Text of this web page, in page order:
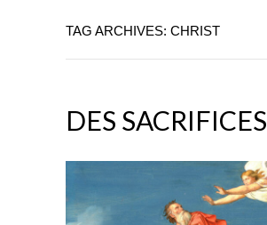
TAG ARCHIVES: CHRIST
DES SACRIFICES